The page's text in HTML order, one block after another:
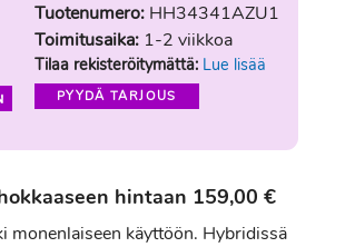
Tuotenumero: HH34341AZU1
Toimitusaika: 1-2 viikkoa
Tilaa rekisteröitymättä: Lue lisää
PYYDÄ TARJOUS
hintaan 159,00 €
monenlaiseen käyttöön. Hybridissä